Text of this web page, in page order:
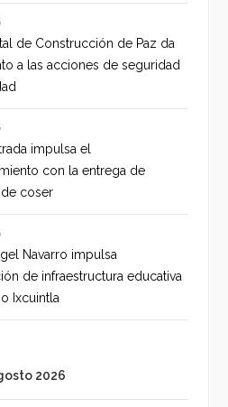
de Construcción de Paz da
a las acciones de seguridad
impulsa el
con la entrega de
coser
Navarro impulsa
de infraestructura educativa
Ixcuintla
2026